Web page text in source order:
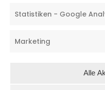
Statistiken - Google
Marketing
Alle
€